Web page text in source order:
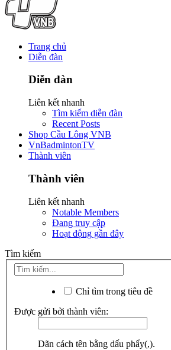
Trang chủ
Diễn đàn
Diễn đàn
Liên kết nhanh
Tìm kiếm diễn đàn
Recent Posts
Shop Cầu Lông VNB
VnBadmintonTV
Thành viên
Thành viên
Liên kết nhanh
Notable Members
Đang truy cập
Hoạt động gần đây
Tìm kiếm
Chỉ tìm trong tiêu đề
Được gửi bởi thành viên:
Dãn cách tên bằng dấu phẩy(,).